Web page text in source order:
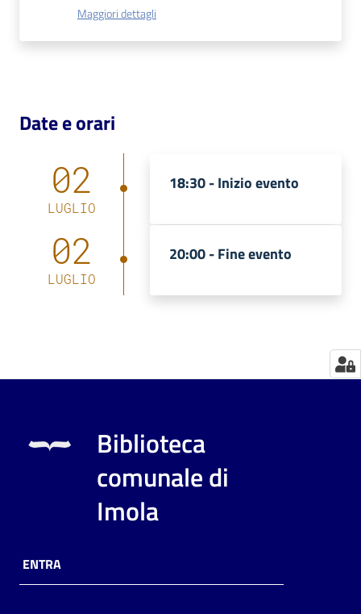
Catalogo
on line
Maggiori dettagli
Date e orari
02
LUGLIO
18:30 -Inizio evento
02
LUGLIO
20:00 -Fine evento
Biblioteca
comunale di
Imola
ENTRA